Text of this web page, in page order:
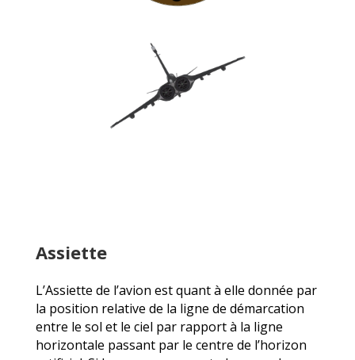
Assiette
L’Assiette de l’avion est quant à elle donnée par
la position relative de la ligne de démarcation
entre le sol et le ciel par rapport à la ligne
horizontale passant par le centre de l’horizon